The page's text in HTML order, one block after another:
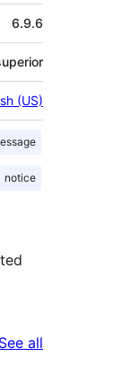
6.9.6
(US)
notice
See all